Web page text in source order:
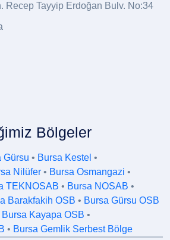
Recep Tayyip Erdoğan Bulv. No:34
Bölgeler
Gürsu • Bursa Kestel •
Nilüfer • Bursa Osmangazi •
TEKNOSAB • Bursa NOSAB •
Barakfakih OSB • Bursa Gürsu OSB
Bursa Kayapa OSB •
• Bursa Gemlik Serbest Bölge